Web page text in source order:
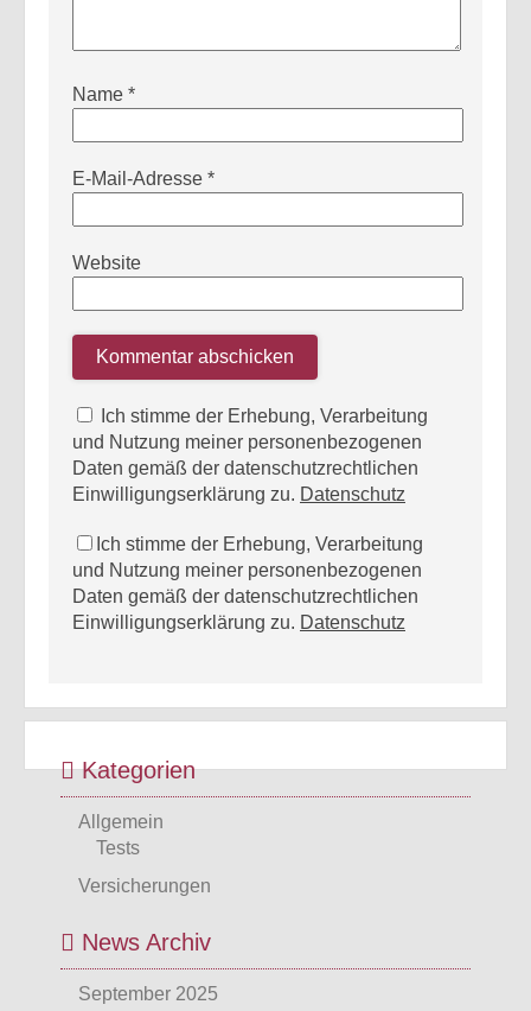
Name *
E-Mail-Adresse *
Website
Ich stimme der Erhebung, Verarbeitung
und Nutzung meiner personenbezogenen
Daten gemäß der datenschutzrechtlichen
Einwilligungserklärung zu. Datenschutz
Ich stimme der Erhebung, Verarbeitung
und Nutzung meiner personenbezogenen
Daten gemäß der datenschutzrechtlichen
Einwilligungserklärung zu. Datenschutz
Kategorien
Allgemein
Tests
Versicherungen
News Archiv
September 2025